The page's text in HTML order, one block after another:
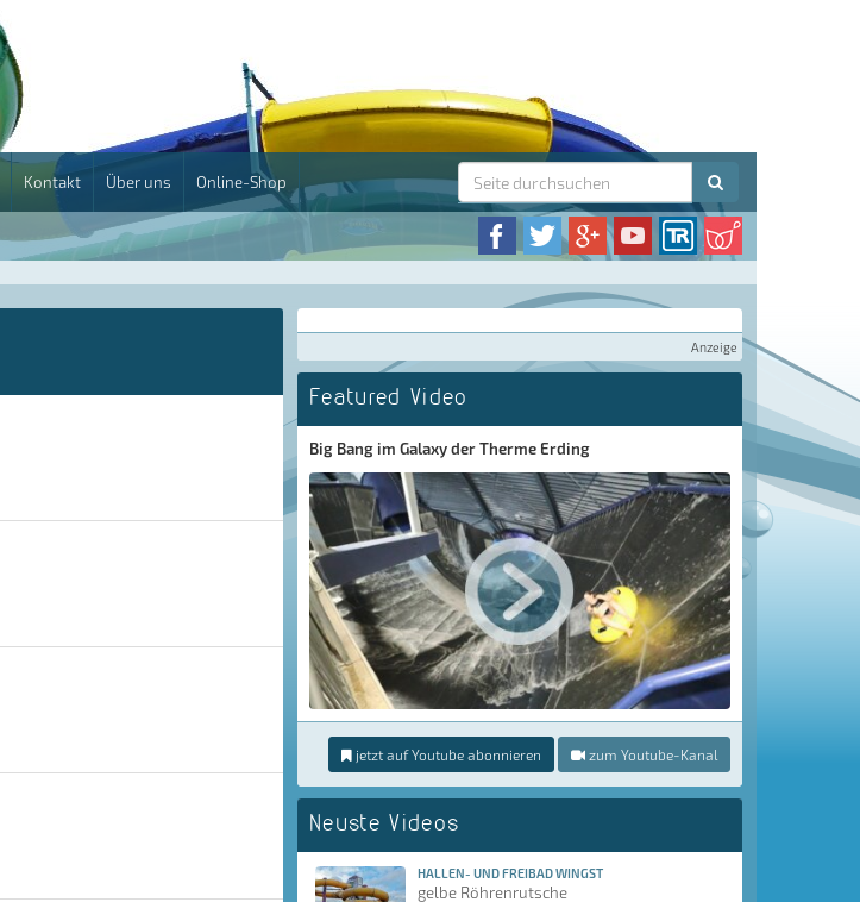
Kontakt Über uns Online-Shop
Anzeige
Featured Video
Big Bang im Galaxy der Therme Erding
jetzt auf Youtube abonnieren zum Youtube-Kanal
Neuste Videos
HALLEN- UND FREIBAD WINGST
gelbe Röhrenrutsche